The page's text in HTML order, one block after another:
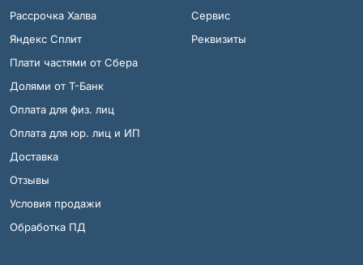
Рассрочка Халва
Яндекс Сплит
Плати частями от Сбера
Долями от Т-Банк
Оплата для физ. лиц
Оплата для юр. лиц и ИП
Доставка
Отзывы
Условия продажи
Обработка ПД
Сервис
Реквизиты